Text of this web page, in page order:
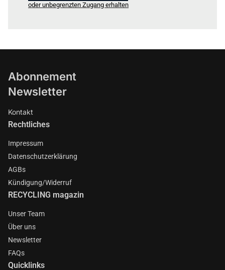
oder unbegrenzten Zugang erhalten
Abonnement
Newsletter
Kontakt
Rechtliches
Impressum
Datenschutzerklärung
AGBs
Kündigung/Widerruf
RECYCLING magazin
Unser Team
Über uns
Newsletter
FAQs
Quicklinks